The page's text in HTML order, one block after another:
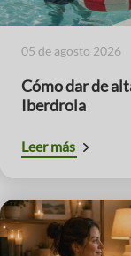
05 de agosto 2026
Cómo dar de
Iberdrola
Leer más